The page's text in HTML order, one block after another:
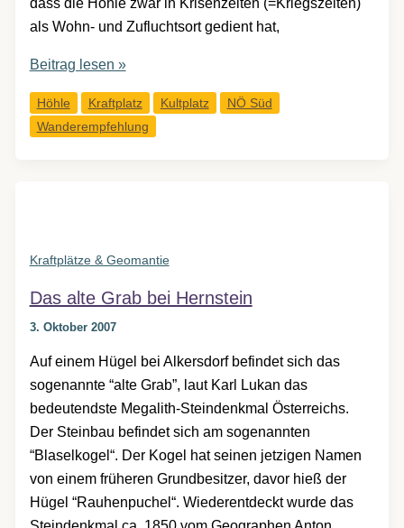
dass die Höhle zwar in Krisenzeiten (=Kriegszeiten)
als Wohn- und Zufluchtsort gedient hat,
Hoffmannshöhle,
Beitrag lesen »
Höhle Kraftplatz Kultplatz
NÖ Süd
Wanderempfehlung
Kraftplätze & Geomantie
Das alte Grab bei Hernstein
3. Oktober 2007
Auf einem Hügel bei Alkersdorf befindet sich das
sogenannte “alte Grab”, laut Karl Lukan das
bedeutendste Megalith-Steindenkmal Österreichs.
Der Steinbau befindet sich am sogenannten
“Blaselkogel“. Der Kogel hat seinen jetzigen Namen
von einem früheren Grundbesitzer, davor hieß der
Hügel “Rauhenpuchel“. Wiederentdeckt wurde das